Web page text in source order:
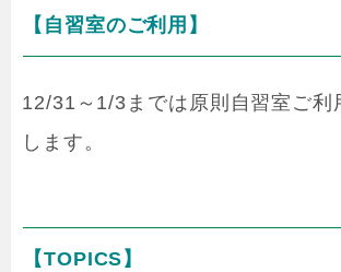
【自習室のご利用】
12/31～1/3までは原則自習室ご利
します。
【TOPICS】